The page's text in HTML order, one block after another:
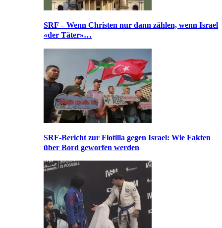
SRF – Wenn Christen nur dann zählen, wenn Israel
«der Täter»…
SRF-Bericht zur Flotilla gegen Israel: Wie Fakten
über Bord geworfen werden